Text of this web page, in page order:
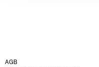
AGB